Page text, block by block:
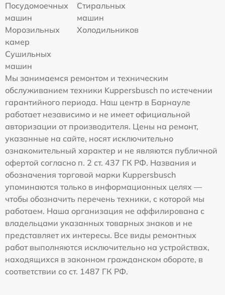
Посудомоечных
машин
Стиральных
машин
Морозильных
камер
Холодильников
Сушильных
машин
Мы занимаемся ремонтом и техническим
обслуживанием техники Kuppersbusch по истечении
гарантийного периода. Наш центр в Барнауле
работает независимо и не имеет официальной
авторизации от производителя. Цены на ремонт,
указанные на сайте, носят исключительно
ознакомительный характер и не являются публичной
офертой согласно п. 2 ст. 437 ГК РФ. Названия и
обозначения торговой марки Kuppersbusch
упоминаются только в информационных целях —
чтобы обозначить перечень техники, с которой мы
работаем. Наша организация не аффилирована с
владельцами указанных товарных знаков и не
представляет их интересы. Все виды ремонтных
работ выполняются исключительно на устройствах,
находящихся в законном гражданском обороте, в
соответствии со ст. 1487 ГК РФ.